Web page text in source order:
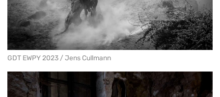
GDT EWPY 2023 / Jens Cullmann